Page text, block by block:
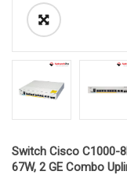
Switch Cisco C1000-
67W, 2 GE Combo